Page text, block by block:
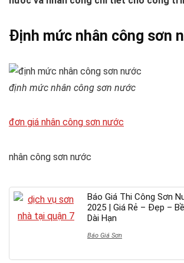
Định mức nhân công sơn
định mức nhân công sơn nước
đơn giá nhân công sơn nước
nhân công sơn nước
Báo Giá Thi Công Sơn
2025 | Giá Rẻ – Đẹp –
Dài Hạn
Báo Giá Sơn